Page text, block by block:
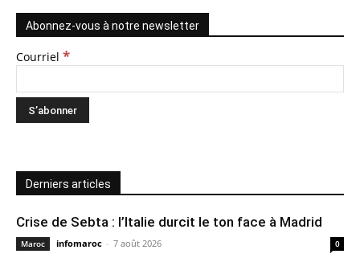
Abonnez-vous à notre newsletter
Courriel *
Derniers articles
Crise de Sebta : l’Italie durcit le ton face à Madrid
Maroc infomaroc - 7 août 2026 0